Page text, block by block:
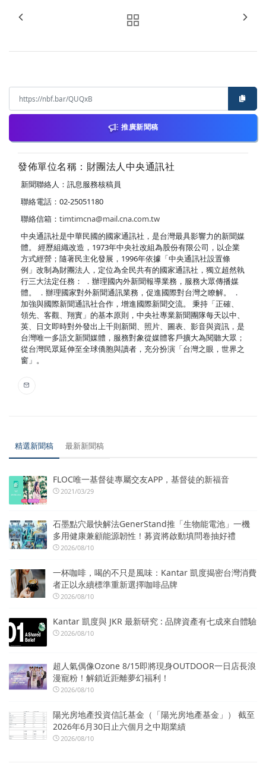
推廣新聞稿
發佈單位名稱：財團法人中央通訊社
新聞聯絡人：訊息服務核稿員
聯絡電話：02-25051180
聯絡信箱： timtimcna@mail.cna.com.tw
中央通訊社是中華民國的國家通訊社，是台灣最具影響力的新聞媒
體。 經歷組織改造，1973年中央社改組為股份有限公司，以企業
方式經營；隨著民主化發展，1996年依據「中央通訊社設置條
例」改制為財團法人，定位為全民共有的國家通訊社，獨立超然執
行三大法定任務： ．辦理國內外新聞報導業務，服務大眾傳播媒
體。 ．辦理國家對外新聞通訊業務，促進國際對台灣之瞭解。 ．
加強與國際新聞通訊社合作，增進國際新聞交流。 秉持「正確、
領先、客觀、翔實」的基本原則，中央社專業新聞團隊每天以中、
英、日文即時對外發出上千則新聞、照片、圖表、影音與資訊，是
台灣唯一多語文新聞媒體，服務對象從媒體客戶擴大為閱聽大眾；
從台灣民眾延伸至全球僑胞與讀者，充分扮演「台灣之眼，世界之
窗」。
精選新聞稿 最新新聞稿
FLOC唯一基督徒專屬交友APP，基督徒的新福音
2021/03/29
石墨點穴最快解法GenerStand推「生物能電池」一機
多用健康兼顧能源韌性！募資將啟動填問卷抽好禮
2026/08/10
一杯咖啡，喝的不只是風味：Kantar 凱度揭密台灣消費
者正以永續標準重新選擇咖啡品牌
2026/08/10
Kantar 凱度與 JKR 最新研究 : 品牌資產有七成來自體驗
2026/08/10
超人氣偶像Ozone 8/15即將現身OUTDOOR一日店長浪
漫寵粉！解鎖近距離夢幻福利！
2026/08/10
陽光房地產投資信託基金（「陽光房地產基金」） 截至
2026年6月30日止六個月之中期業績
2026/08/10